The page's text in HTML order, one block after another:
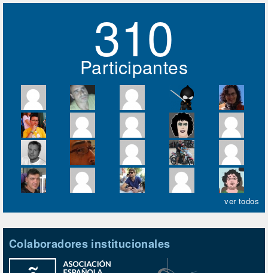
310
Participantes
ver todos
Colaboradores institucionales